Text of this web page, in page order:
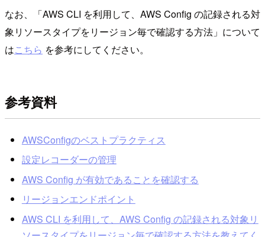
なお、「AWS CLI を利用して、AWS Config の記録される対
象リソースタイプをリージョン毎で確認する方法」について
はこちら を参考にしてください。
参考資料
AWSConfigのベストプラクティス
設定レコーダーの管理
AWS Config が有効であることを確認する
リージョンエンドポイント
AWS CLI を利用して、AWS Config の記録される対象リ